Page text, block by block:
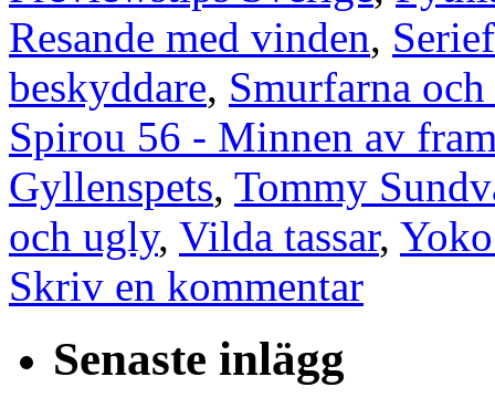
Resande med vinden,
beskyddare, Smurfarna
Spirou 56 - Minnen av
Gyllenspets, Tommy
och ugly, Vilda tassar,
Skriv en kommentar
Senaste inlägg